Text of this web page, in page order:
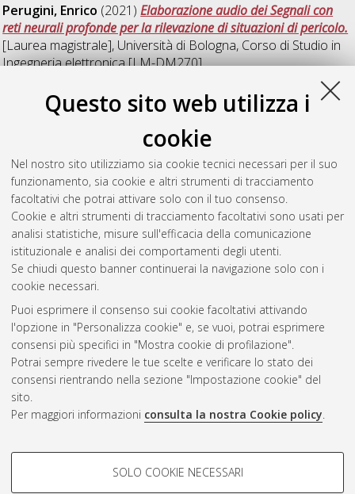
Questo sito web utilizza i
cookie
Nel nostro sito utilizziamo sia cookie tecnici necessari per il suo
funzionamento, sia cookie e altri strumenti di tracciamento
facoltativi che potrai attivare solo con il tuo consenso.
Cookie e altri strumenti di tracciamento facoltativi sono usati per
analisi statistiche, misure sull'efficacia della comunicazione
istituzionale e analisi dei comportamenti degli utenti.
Se chiudi questo banner continuerai la navigazione solo con i
cookie necessari.
Puoi esprimere il consenso sui cookie facoltativi attivando
l'opzione in "Personalizza cookie" e, se vuoi, potrai esprimere
consensi più specifici in "Mostra cookie di profilazione".
Potrai sempre rivedere le tue scelte e verificare lo stato dei
consensi rientrando nella sezione "Impostazione cookie" del
sito.
Per maggiori informazioni consulta la nostra Cookie policy.
COOKIE DI PROFILAZIONE -
SOLO COOKIE NECESSARI
Perugini, Enrico (2021)Elaborazione audio dei Segnali con
reti neurali profonde per la rilevazione di situazioni di pericolo.
[Laurea magistrale], Università di Bologna, Corso di Studio in
Ingegneria elettronica [LM-DM270]
Techniques in Satellite Networks.[Laurea magistrale],
Università di Bologna, Corso di Studio in Telecommunications
engineering [LM-DM270], Documento full-text non disponibile
Questa lista e' stata generata ilSun Aug 9 09:13:35 2026
CEST
Atom
Rss 1.0
Rss 2.0
AMS Laurea
Impostazioni Cookie
Informativa sulla privacy